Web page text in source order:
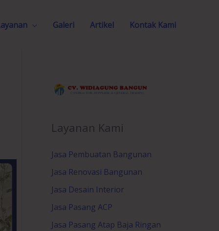
Galeri Artikel Kontak Kami
Layanan Kami
Jasa Pembuatan Bangunan
Jasa Renovasi Bangunan
Jasa Desain Interior
Jasa Pasang ACP
Jasa Pasang Atap Baja Ringan